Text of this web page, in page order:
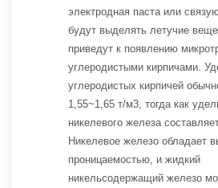
электродная паста или
будут выделять летучие
приведут к появлению
углеродистыми кирпичами.
углеродистых кирпичей
1,55~1,65 т/м3, тогда как
никелевого железа
Никелевое железо обладает
проницаемостью, и жидкий
никельсодержащий железо